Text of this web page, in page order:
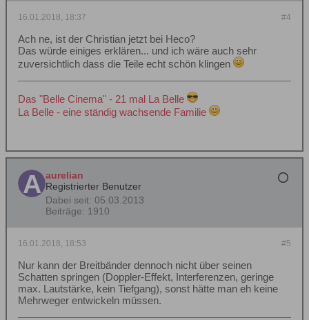
#4
16.01.2018, 18:37
Ach ne, ist der Christian jetzt bei Heco?
Das würde einiges erklären... und ich wäre auch sehr
zuversichtlich dass die Teile echt schön klingen
Das "Belle Cinema" - 21 mal La Belle
La Belle - eine ständig wachsende Familie
aurelian
Registrierter Benutzer
Dabei seit: 05.03.2013
Beiträge: 1910
#5
16.01.2018, 18:53
Nur kann der Breitbänder dennoch nicht über seinen
Schatten springen (Doppler-Effekt, Interferenzen, geringe
max. Lautstärke, kein Tiefgang), sonst hätte man eh keine
Mehrweger entwickeln müssen.